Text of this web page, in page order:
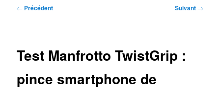
Navigation
← Précédent Suivant →
Test Manfrotto TwistGrip :
pince smartphone de